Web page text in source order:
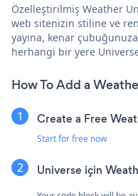
Özelleştirilmiş Weather
web sitenizin stiline ve
yayına, kenar
herhangi bir yere
How To Add a
Create a Free
Start for free now
Universe için